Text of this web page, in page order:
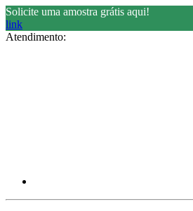
Solicite uma amostra grátis aqui!
link
Atendimento: